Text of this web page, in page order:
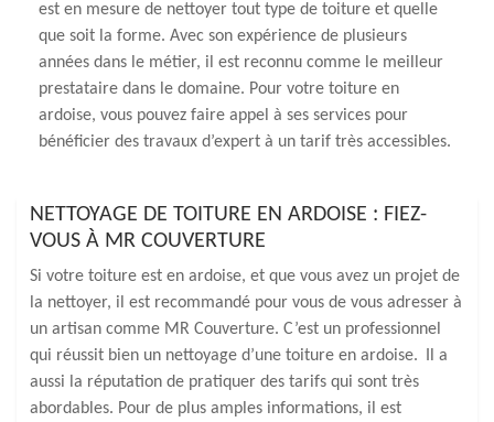
est en mesure de nettoyer tout type de toiture et quelle
que soit la forme. Avec son expérience de plusieurs
années dans le métier, il est reconnu comme le meilleur
prestataire dans le domaine. Pour votre toiture en
ardoise, vous pouvez faire appel à ses services pour
bénéficier des travaux d’expert à un tarif très accessibles.
NETTOYAGE DE TOITURE EN ARDOISE : FIEZ-
VOUS À MR COUVERTURE
Si votre toiture est en ardoise, et que vous avez un projet de
la nettoyer, il est recommandé pour vous de vous adresser à
un artisan comme MR Couverture. C’est un professionnel
qui réussit bien un nettoyage d’une toiture en ardoise. Il a
aussi la réputation de pratiquer des tarifs qui sont très
abordables. Pour de plus amples informations, il est